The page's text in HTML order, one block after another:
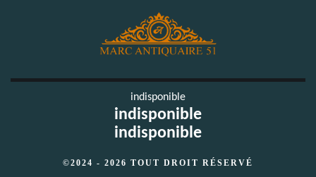
indisponible
indisponible
indisponible
©2024 - 2026 TOUT DROIT RÉSERVÉ